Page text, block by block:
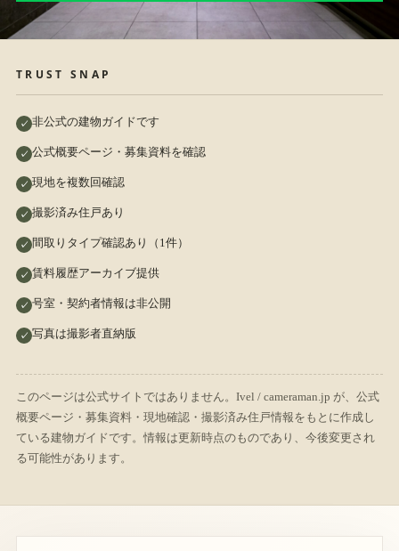
TRUST SNAP
非公式の建物ガイドです
公式概要ページ・募集資料を確認
現地を複数回確認
撮影済み住戸あり
間取りタイプ確認あり（1件）
賃料履歴アーカイブ提供
号室・契約者情報は非公開
写真は撮影者直納版
このページは公式サイトではありません。Ivel / cameraman.jp が、公式
概要ページ・募集資料・現地確認・撮影済み住戸情報をもとに作成し
ている建物ガイドです。情報は更新時点のものであり、今後変更され
る可能性があります。